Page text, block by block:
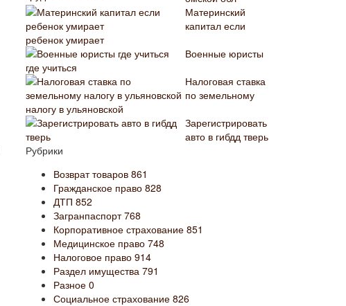
Материнский
капитал если
ребенок умирает
Военные юристы
где учиться
Налоговая ставка
по земельному
налогу в ульяновской
Зарегистрировать
авто в гибдд тверь
Рубрики
Возврат товаров 861
Гражданское право 828
ДТП 852
Загранпаспорт768
Корпоративное страхование 851
Медицинское право 748
Налоговое право 914
Раздел имущества 791
Разное 0
Социальное страхование 826